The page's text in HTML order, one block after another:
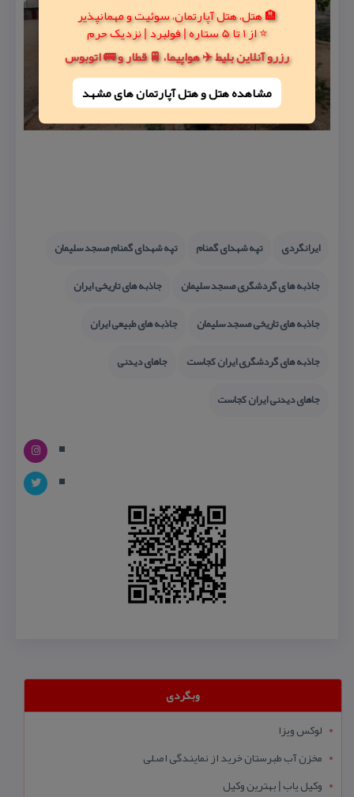
🏨 هتل، هتل آپارتمان، سوئیت و مهمانپذیر
⭐ از 1 تا 5 ستاره | فولبرد | نزدیک حرم
رزرو آنلاین بلیط ✈️ هواپیما، 🚆 قطار و 🚌 اتوبوس
مشاهده هتل و هتل‌ آپارتمان های مشهد
ایرانگردی تپه شهدای گمنام
تپه شهدای گمنام مسجد سلیمان
جاذبه ها ی گردشگری مسجد سلیمان
جاذبه های تاریخی ایران
جاذبه های تاریخی مسجد سلیمان
جاذبه های طبیعی ایران
جاذبه های گردشگری ایران كجاست
جاهای دیدنی
جاهای دیدنی ایران كجاست
وبگردی
لوکس ویزا
مخزن آب طبرستان خرید از نمایندگی اصلی
وکیل یاب | بهترین وکیل